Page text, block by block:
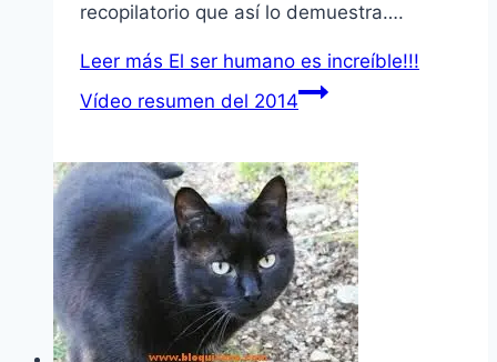
recopilatorio que así lo demuestra….
Leer más El ser humano es increíble!!!
Vídeo resumen del 2014